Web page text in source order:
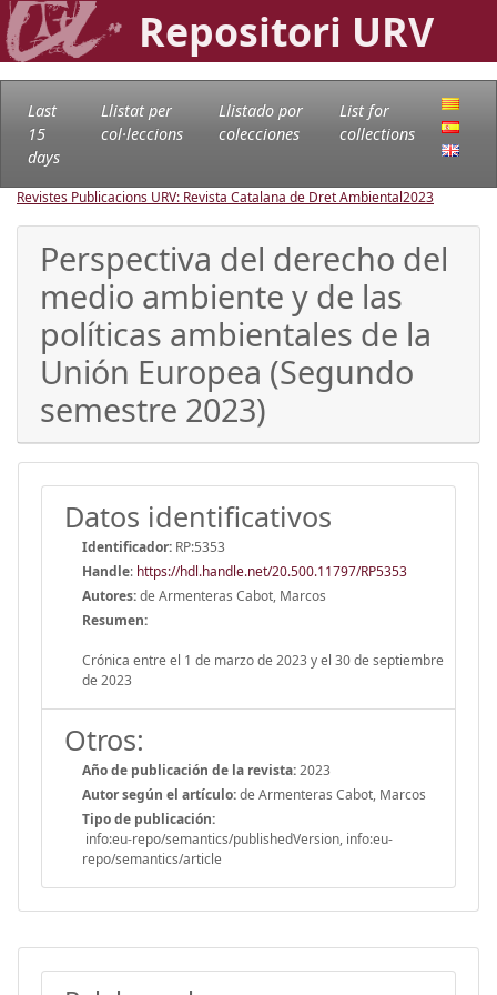
Repositori URV
Last
15
days
Llistat per
col·leccions
Llistado por
colecciones
List for
collections
Revistes Publicacions URV: Revista Catalana de Dret Ambiental2023
Perspectiva del derecho del
medio ambiente y de las
políticas ambientales de la
Unión Europea (Segundo
semestre 2023)
Datos identificativos
Identificador: RP:5353
Handle: https://hdl.handle.net/20.500.11797/RP5353
Autores:de Armenteras Cabot, Marcos
Resumen:
Crónica entre el 1 de marzo de 2023 y el 30 de septiembre
de 2023
Otros:
Año de publicación de la revista:2023
Autor según el artículo:de Armenteras Cabot, Marcos
Tipo de publicación:
info:eu-repo/semantics/publishedVersion, info:eu-
repo/semantics/article